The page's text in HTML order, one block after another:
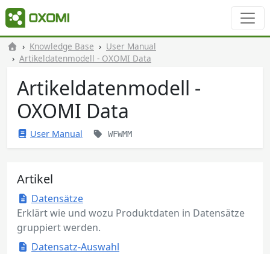
Knowledge Base
User Manual
Artikeldatenmodell - OXOMI Data
Artikeldatenmodell -
OXOMI Data
User Manual WFWMM
Artikel
Datensätze
Erklärt wie und wozu Produktdaten in Datensätze
gruppiert werden.
Datensatz-Auswahl